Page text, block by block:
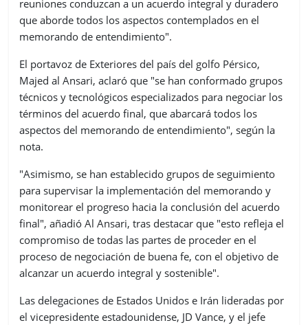
reuniones conduzcan a un acuerdo integral y duradero
que aborde todos los aspectos contemplados en el
memorando de entendimiento".
El portavoz de Exteriores del país del golfo Pérsico,
Majed al Ansari, aclaró que "se han conformado grupos
técnicos y tecnológicos especializados para negociar los
términos del acuerdo final, que abarcará todos los
aspectos del memorando de entendimiento", según la
nota.
"Asimismo, se han establecido grupos de seguimiento
para supervisar la implementación del memorando y
monitorear el progreso hacia la conclusión del acuerdo
final", añadió Al Ansari, tras destacar que "esto refleja el
compromiso de todas las partes de proceder en el
proceso de negociación de buena fe, con el objetivo de
alcanzar un acuerdo integral y sostenible".
Las delegaciones de Estados Unidos e Irán lideradas por
el vicepresidente estadounidense, JD Vance, y el jefe